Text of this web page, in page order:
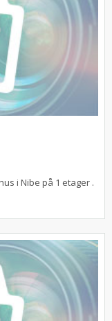
i Nibe på 1 etager .